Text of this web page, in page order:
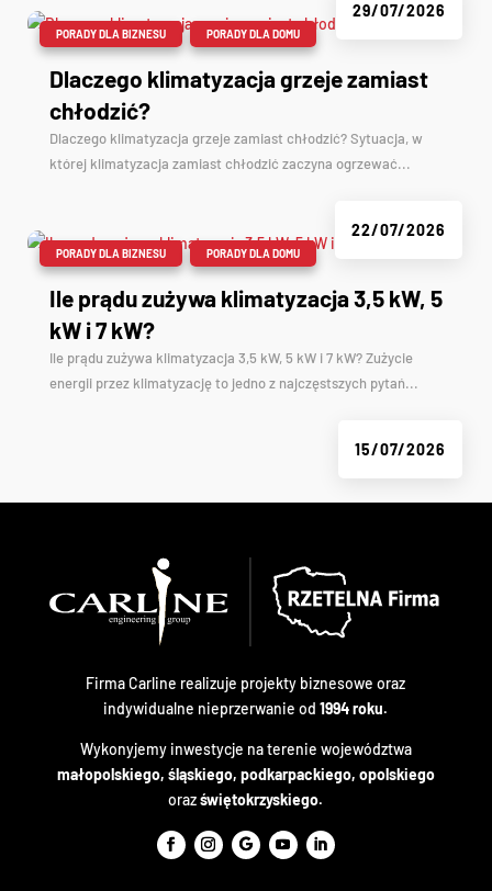
29/07/2026
Dlaczego klimatyzacja grzeje zamiast
chłodzić?
22/07/2026
PORADY DLA BIZNESU PORADY DLA DOMU
Dlaczego klimatyzacja grzeje zamiast chłodzić? Sytuacja, w
której klimatyzacja zamiast chłodzić zaczyna ogrzewać...
Ile prądu zużywa klimatyzacja 3,5 kW, 5
kW i 7 kW?
15/07/2026
PORADY DLA BIZNESU PORADY DLA DOMU
Ile prądu zużywa klimatyzacja 3,5 kW, 5 kW i 7 kW? Zużycie
energii przez klimatyzację to jedno z najczęstszych pytań...
Firma Carline realizuje projekty biznesowe oraz
indywidualne nieprzerwanie od1994 roku.
Wykonyjemy inwestycje na terenie województwa
małopolskiego, śląskiego, podkarpackiego, opolskiego
orazświętokrzyskiego.